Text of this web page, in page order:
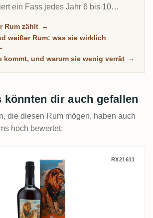
ein Fass jedes Jahr 6 bis 10
Karibik-Rum tiefer schmecken als
Diese Übersicht versammelt
der echte Zeit im Holz
Rum zählt →
weißer Rum: was sie wirklich
kommt, und warum sie wenig verrät →
könnten dir auch gefallen
die diesen Rum mögen, haben auch
hoch bewertet:
Ten Cane Collectors Series
RX21611